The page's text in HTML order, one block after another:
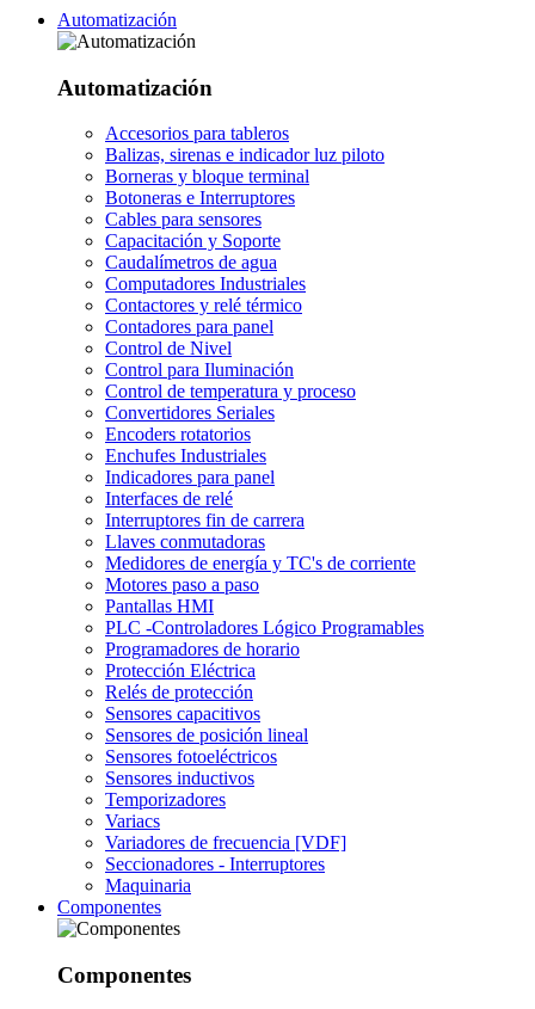
Automatización
Automatización
Accesorios para tableros
Balizas, sirenas e indicador luz piloto
Borneras y bloque terminal
Botoneras e Interruptores
Cables para sensores
Capacitación y Soporte
Caudalímetros de agua
Computadores Industriales
Contactores y relé térmico
Contadores para panel
Control de Nivel
Control para Iluminación
Control de temperatura y proceso
Convertidores Seriales
Encoders rotatorios
Enchufes Industriales
Indicadores para panel
Interfaces de relé
Interruptores fin de carrera
Llaves conmutadoras
Medidores de energía y TC's de corriente
Motores paso a paso
Pantallas HMI
PLC -Controladores Lógico Programables
Programadores de horario
Protección Eléctrica
Relés de protección
Sensores capacitivos
Sensores de posición lineal
Sensores fotoeléctricos
Sensores inductivos
Temporizadores
Variacs
Variadores de frecuencia [VDF]
Seccionadores - Interruptores
Maquinaria
Componentes
Componentes